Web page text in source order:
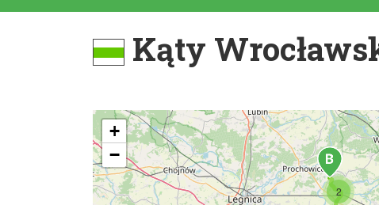
Kąty
2
+
−